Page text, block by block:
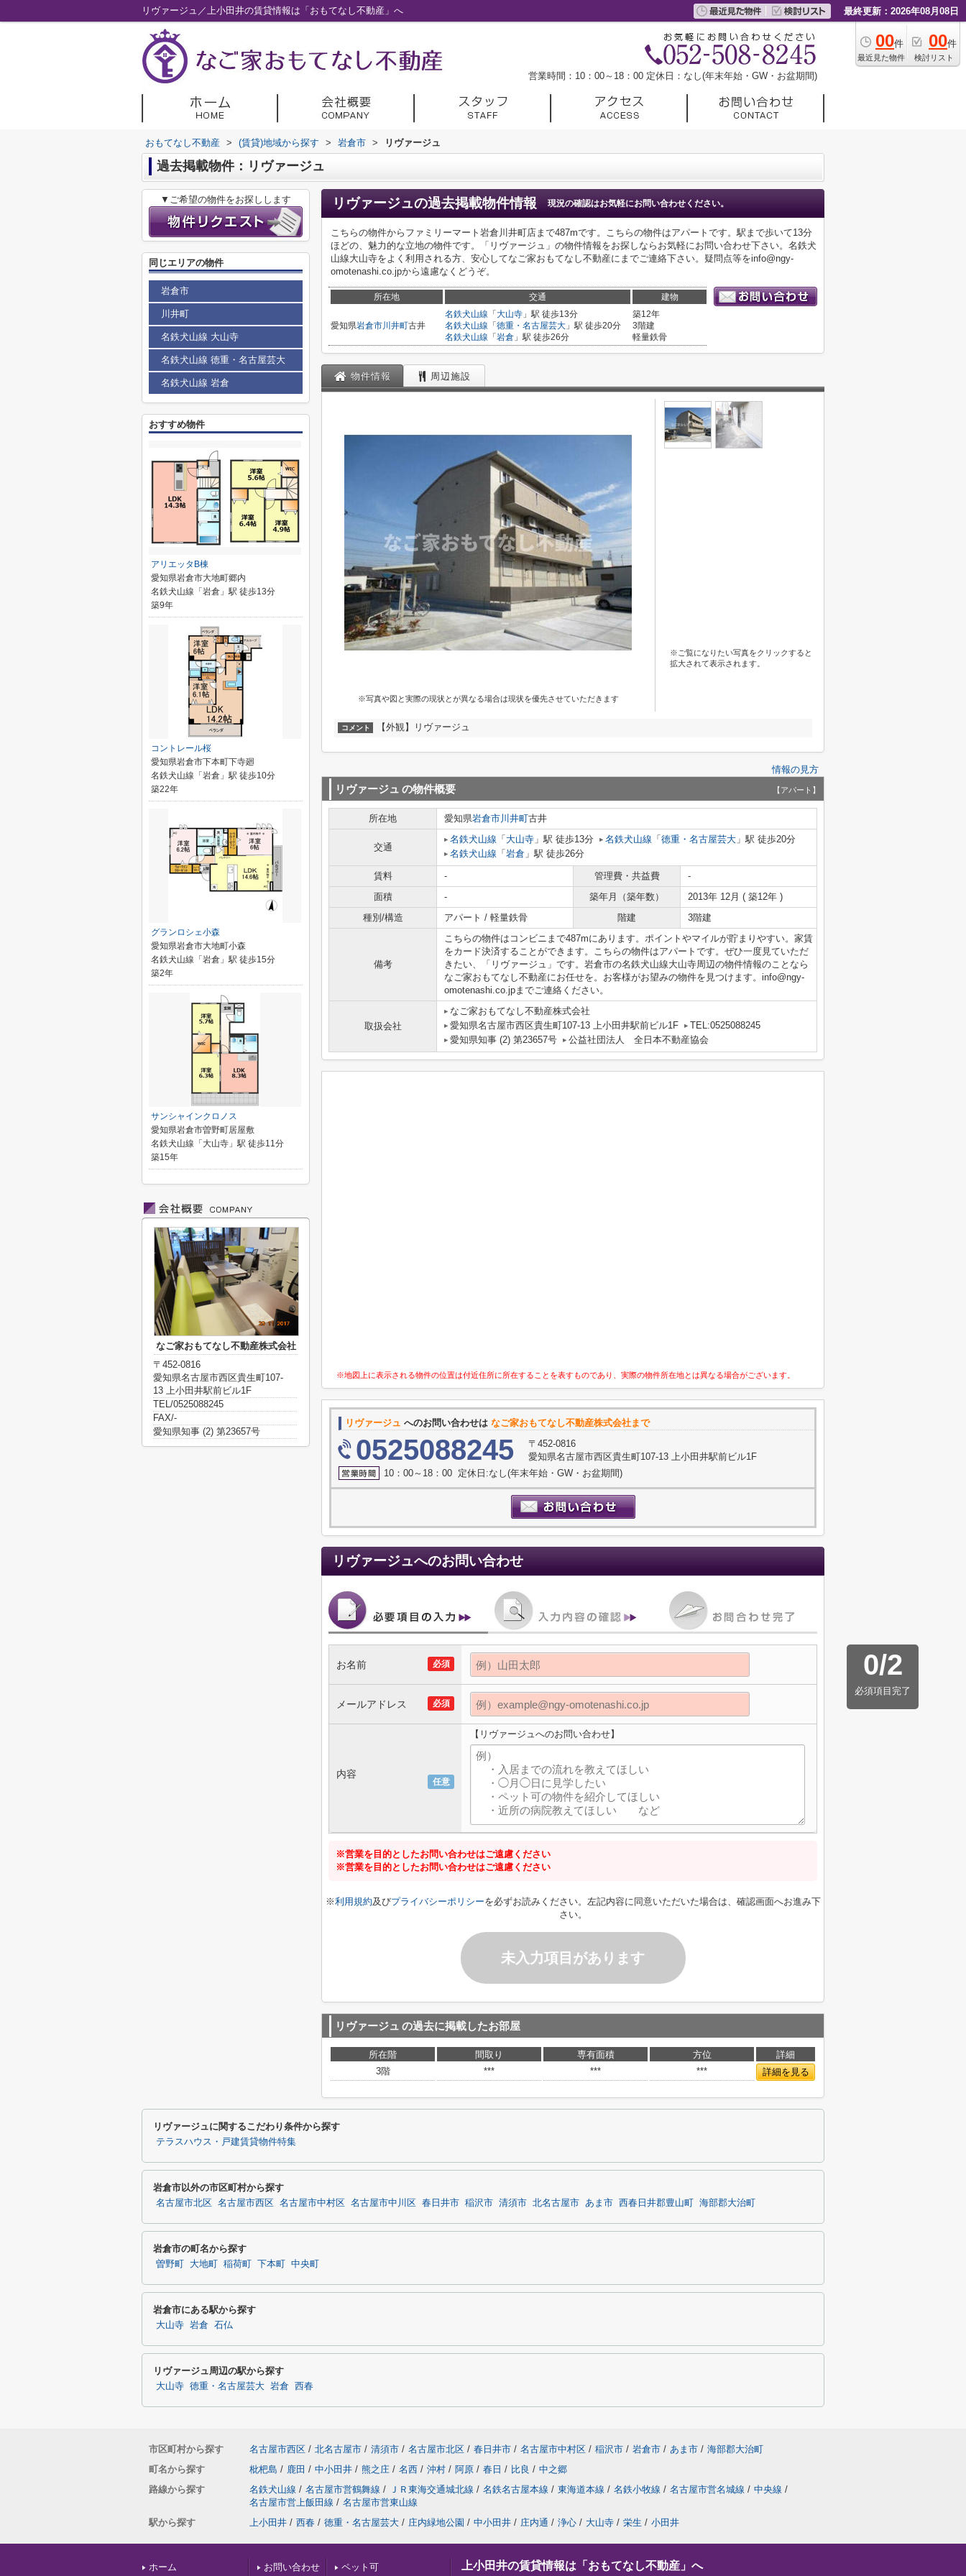
リヴァージュ／上小田井の賃貸情報は「おもてなし不動産」へ 最終更新：2026年08月08日
00件
最近見た物件
00件
検討リスト
営業時間：10：00～18：00 定休日：なし(年末年始・GW・お盆期間)
おもてなし不動産 > (賃貸)地域から探す > 岩倉市 > リヴァージュ
過去掲載物件：リヴァージュ
リヴァージュの過去掲載物件情報 現況の確認はお気軽にお問い合わせください。
こちらの物件からファミリーマート岩倉川井町店まで487mです。こちらの物件はアパートです。駅まで歩いて13分
ほどの、魅力的な立地の物件です。「リヴァージュ」の物件情報をお探しならお気軽にお問い合わせ下さい。名鉄犬
山線大山寺をよく利用される方、安心してなご家おもてなし不動産にまでご連絡下さい。疑問点等をinfo@ngy-
omotenashi.co.jpから遠慮なくどうぞ。
所在地 交通 建物
愛知県岩倉市川井町古井
名鉄犬山線 「 大山寺 」駅 徒歩13分
名鉄犬山線 「 徳重・名古屋芸大 」駅 徒歩20分
名鉄犬山線 「 岩倉 」駅 徒歩26分
築12年
3階建
軽量鉄骨
物件情報 周辺施設
※写真や図と実際の現状とが異なる場合は現状を優先させていただきます
※ご覧になりたい写真をクリックすると
拡大されて表示されます。
コメント 【外観】リヴァージュ
情報の見方
リヴァージュ の物件概要 【アパート】
所在地 愛知県岩倉市川井町古井
交通
名鉄犬山線 「 大山寺 」駅 徒歩13分 名鉄犬山線 「 徳重・名古屋芸大 」駅 徒歩20分
名鉄犬山線 「 岩倉 」駅 徒歩26分
賃料 - 管理費・共益費
-
面積
- 築年月（築年数）
2013年 12月 ( 築12年 )
種別/構造
アパート / 軽量鉄骨 階建 3階建
備考
こちらの物件はコンビニまで487mにあります。ポイントやマイルが貯まりやすい。家賃
をカード決済することができます。こちらの物件はアパートです。ぜひ一度見ていただ
きたい、「リヴァージュ」です。岩倉市の名鉄犬山線大山寺周辺の物件情報のことなら
なご家おもてなし不動産にお任せを。お客様がお望みの物件を見つけます。info@ngy-
omotenashi.co.jpまでご連絡ください。
取扱会社
なご家おもてなし不動産株式会社
愛知県名古屋市西区貴生町107-13 上小田井駅前ビル1F
TEL:0525088245
愛知県知事 (2) 第23657号
公益社団法人 全日本不動産協会
※地図上に表示される物件の位置は付近住所に所在することを表すものであり、実際の物件所在地とは異なる場合がございます。
リヴァージュ へのお問い合わせは なご家おもてなし不動産株式会社まで
0525088245
〒452-0816
愛知県名古屋市西区貴生町107-13 上小田井駅前ビル1F
10：00～18：00 定休日:なし(年末年始・GW・お盆期間)
リヴァージュへのお問い合わせ
0/2
必須項目完了
必須
お名前
必須
メールアドレス
任意
内容
【リヴァージュへのお問い合わせ】
※営業を目的としたお問い合わせはご遠慮ください
※営業を目的としたお問い合わせはご遠慮ください
※利用規約及びプライバシーポリシーを必ずお読みください。左記内容に同意いただいた場合は、確認画面へお進み下
さい。
未入力項目があります
リヴァージュ の過去に掲載したお部屋
所在階 間取り 専有面積 方位
詳細
3階
*** *** *** 詳細を見る
▼ご希望の物件をお探しします
同じエリアの物件
岩倉市
川井町
名鉄犬山線 大山寺
名鉄犬山線 徳重・名古屋芸大
名鉄犬山線 岩倉
おすすめ物件
アリエッタB棟
愛知県岩倉市大地町郷内
名鉄犬山線「岩倉」駅 徒歩13分
築9年
コントレール桜
愛知県岩倉市下本町下寺廻
名鉄犬山線「岩倉」駅 徒歩10分
築22年
グランロシェ小森
愛知県岩倉市大地町小森
名鉄犬山線「岩倉」駅 徒歩15分
築2年
サンシャインクロノス
愛知県岩倉市曽野町居屋敷
名鉄犬山線「大山寺」駅 徒歩11分
築15年
なご家おもてなし不動産株式会社
〒452-0816
愛知県名古屋市西区貴生町107-
13 上小田井駅前ビル1F
TEL/0525088245
FAX/-
愛知県知事 (2) 第23657号
リヴァージュに関するこだわり条件から探す
テラスハウス・戸建賃貸物件特集
岩倉市以外の市区町村から探す
名古屋市北区 名古屋市西区 名古屋市中村区 名古屋市中川区 春日井市 稲沢市 清須市 北名古屋市 あま市 西春日井郡豊山町 海部郡大治町
岩倉市の町名から探す
曽野町 大地町 稲荷町 下本町 中央町
岩倉市にある駅から探す
大山寺 岩倉 石仏
リヴァージュ周辺の駅から探す
大山寺 徳重・名古屋芸大 岩倉 西春
市区町村から探す 名古屋市西区 / 北名古屋市 / 清須市 / 名古屋市北区 / 春日井市 / 名古屋市中村区 / 稲沢市 / 岩倉市 / あま市 / 海部郡大治町
町名から探す
枇杷島 / 鹿田 / 中小田井 / 熊之庄 / 名西 / 沖村 / 阿原 / 春日 / 比良 / 中之郷
路線から探す
名鉄犬山線 / 名古屋市営鶴舞線 / ＪＲ東海交通城北線 / 名鉄名古屋本線 / 東海道本線 / 名鉄小牧線 / 名古屋市営名城線 / 中央線 /
名古屋市営上飯田線 / 名古屋市営東山線
駅から探す
上小田井 / 西春 / 徳重・名古屋芸大 / 庄内緑地公園 / 中小田井 / 庄内通 / 浄心 / 大山寺 / 栄生 / 小田井
ホーム お問い合わせ ペット可 上小田井の賃貸情報は「おもてなし不動産」へ